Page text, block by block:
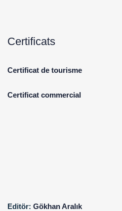
Certificats
Certificat de tourisme
Certificat commercial
Editör: Gökhan Aralık